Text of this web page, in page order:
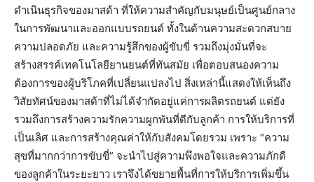
ดำเนินธุรกิจของมาสด้า ที่ให้ความสำคัญกับมนุษย์เป็นศูนย์กลาง
ในการพัฒนาและออกแบบรถยนต์ ทั้งในด้านความสะดวกสบาย
ความปลอดภัย และความรู้สึกของผู้ขับขี่ รวมถึงมุ่งมั่นที่จะ
สร้างสรรค์เทคโนโลยียานยนต์ที่ทันสมัย เพื่อตอบสนองความ
ต้องการของผู้บริโภคที่เปลี่ยนแปลงไป สิ่งเหล่านี้แสดงให้เห็นถึง
วิสัยทัศน์ของมาสด้าที่ไม่ได้จำกัดอยู่แค่การผลิตรถยนต์ แต่ยัง
รวมถึงการสร้างความรักความผูกพันที่ดีกับลูกค้า การให้บริการที่
เป็นเลิศ และการสร้างคุณค่าให้กับสังคมโดยรวม เพราะ “ความ
สุขที่มากกว่าการขับขี่” จะนำไปสู่ความพึงพอใจและความภักดี
ของลูกค้าในระยะยาว เราจึงได้ขยายพื้นที่การให้บริการเพิ่มขึ้น